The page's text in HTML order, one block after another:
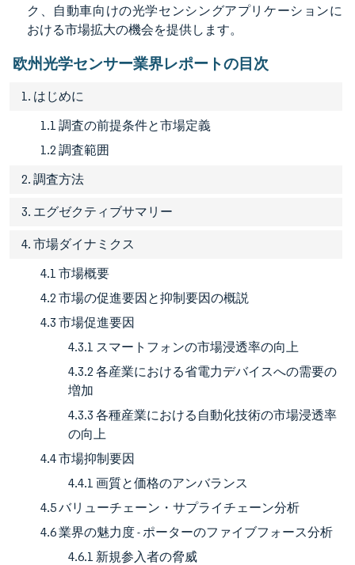
ク、自動車向けの光学センシングアプリケーションに
おける市場拡大の機会を提供します。
欧州光学センサー業界レポートの目次
1. はじめに
1.1 調査の前提条件と市場定義
1.2 調査範囲
2. 調査方法
3. エグゼクティブサマリー
4. 市場ダイナミクス
4.1 市場概要
4.2 市場の促進要因と抑制要因の概説
4.3 市場促進要因
4.3.1 スマートフォンの市場浸透率の向上
4.3.2 各産業における省電力デバイスへの需要の
増加
4.3.3 各種産業における自動化技術の市場浸透率
の向上
4.4 市場抑制要因
4.4.1 画質と価格のアンバランス
4.5 バリューチェーン・サプライチェーン分析
4.6 業界の魅力度 - ポーターのファイブフォース分析
4.6.1 新規参入者の脅威